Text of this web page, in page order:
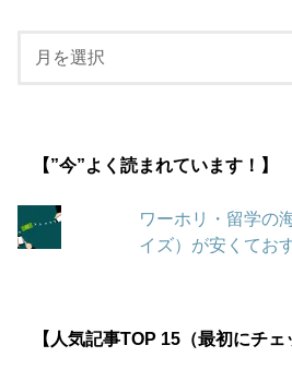
【”今”よく読まれています！】
ワーホリ・留学の
イズ）が安くてお
【人気記事TOP 15（最初にチェ